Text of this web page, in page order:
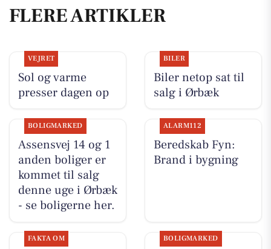
FLERE ARTIKLER
VEJRET
Sol og varme
presser dagen op
BILER
Biler netop sat til
salg i Ørbæk
BOLIGMARKED
Assensvej 14 og 1
anden boliger er
kommet til salg
denne uge i Ørbæk
- se boligerne her.
ALARM112
Beredskab Fyn:
Brand i bygning
FAKTA OM BOLIGMARKED